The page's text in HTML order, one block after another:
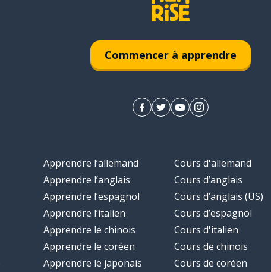
Commencer à apprendre
Apprendre l’allemand
Apprendre l’anglais
Apprendre l’espagnol
Apprendre l’italien
Apprendre le chinois
Apprendre le coréen
Apprendre le japonais
Cours d'allemand
Cours d’anglais
Cours d’anglais (US)
Cours d’espagnol
Cours d'italien
Cours de chinois
Cours de coréen